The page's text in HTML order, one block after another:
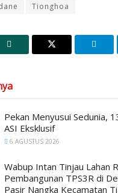
Tionghoa
Pekan Menyusui Sedunia,
ASI Eksklusif
6 AGUSTUS 2026
Wabup Intan Tinjau Lahan
Pembangunan TPS3R di
Pasir Nangka Kecamatan